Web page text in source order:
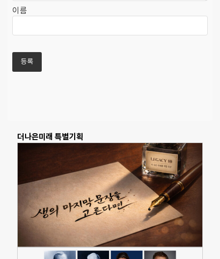
이름
더나은미래 특별기획